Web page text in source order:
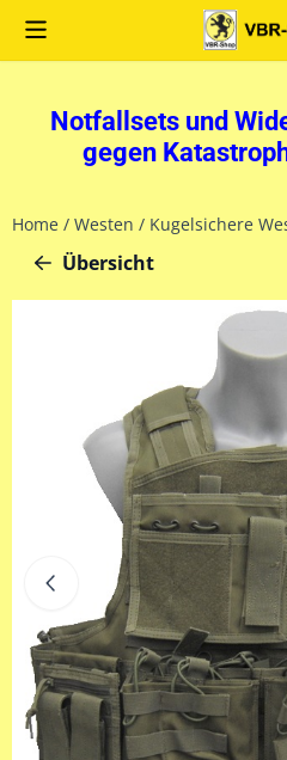
Cookie-Einstellungen sind
Notfallsets und
gegen
Home / Westen / Kugelsichere
Übersicht